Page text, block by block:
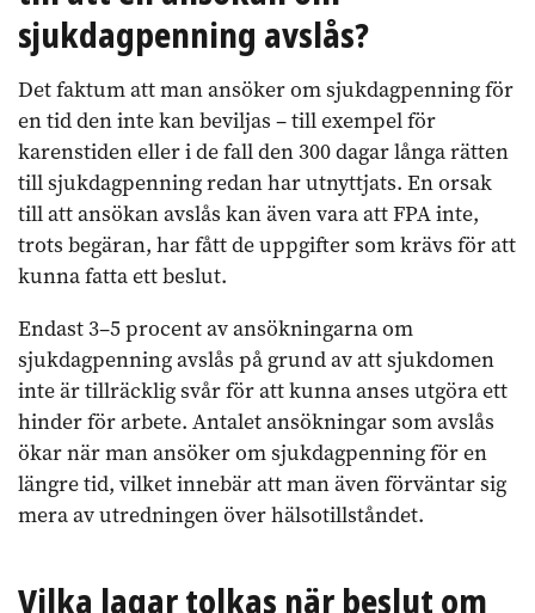
sjukdagpenning avslås?
Det faktum att man ansöker om sjukdagpenning för
en tid den inte kan beviljas – till exempel för
karenstiden eller i de fall den 300 dagar långa rätten
till sjukdagpenning redan har utnyttjats. En orsak
till att ansökan avslås kan även vara att FPA inte,
trots begäran, har fått de uppgifter som krävs för att
kunna fatta ett beslut.
Endast 3–5 procent av ansökningarna om
sjukdagpenning avslås på grund av att sjukdomen
inte är tillräcklig svår för att kunna anses utgöra ett
hinder för arbete. Antalet ansökningar som avslås
ökar när man ansöker om sjukdagpenning för en
längre tid, vilket innebär att man även förväntar sig
mera av utredningen över hälsotillståndet.
Vilka lagar tolkas när beslut om